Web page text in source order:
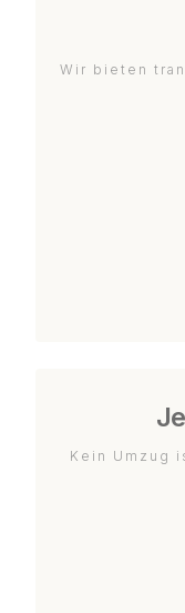
Wir bieten
Kein Umzug